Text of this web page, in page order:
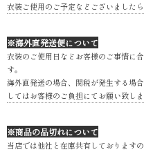
衣装ご使用のご予定などございました
※海外直発送便について
衣装のご使用日などお客様のご事情に
す。
海外直発送の場合、関税が発生する場
してはお客様のご負担にてお願い致しま
※商品の品切れについて
当店では他社と在庫共有しておりま